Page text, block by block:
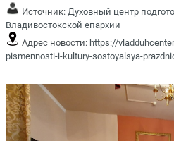
Источник: Духовный центр
Владивостокской епархии
Адрес новости: https://
pismennosti-i-kultury-sostoyalsya-